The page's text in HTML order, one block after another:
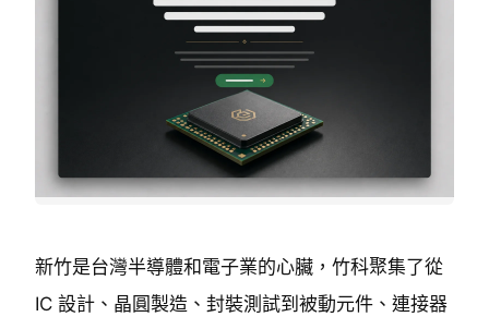
新竹是台灣半導體和電子業的心臟，竹科聚集了從
IC 設計、晶圓製造、封裝測試到被動元件、連接器